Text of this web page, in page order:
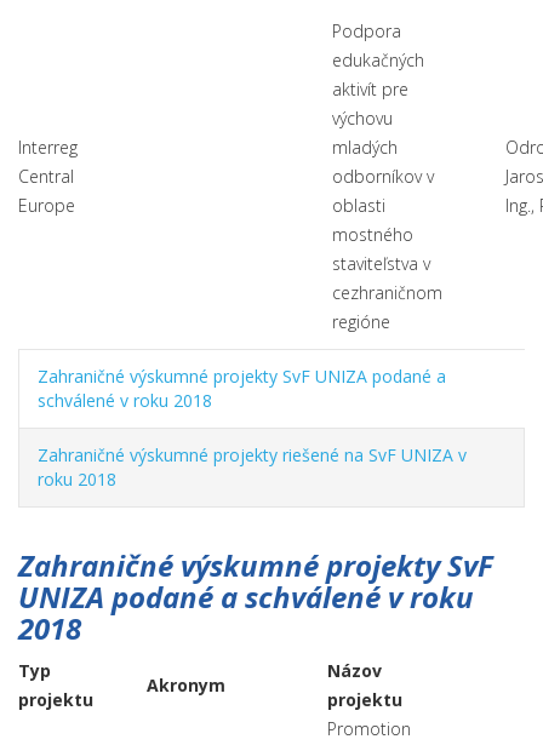
Interreg
Central
Europe
Podpora
edukačných
aktivít pre
výchovu
mladých
odborníkov v
oblasti
mostného
staviteľstva v
cezhraničnom
regióne
Ing.,
Zahraničné výskumné projekty SvF UNIZA podané a
schválené v roku 2018
Zahraničné výskumné projekty riešené na SvF UNIZA v
roku 2018
Zahraničné výskumné projekty SvF
UNIZA podané a schválené v roku
2018
Typ
projektu
Akronym
Názov
projektu
Promotion